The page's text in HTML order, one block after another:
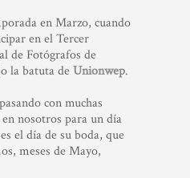
en Marzo, cuando
en el Tercer
de Fotógrafos de
la batuta deUnionwep.
con muchas
nosotros para un día
el día de su boda, que
meses de Mayo,